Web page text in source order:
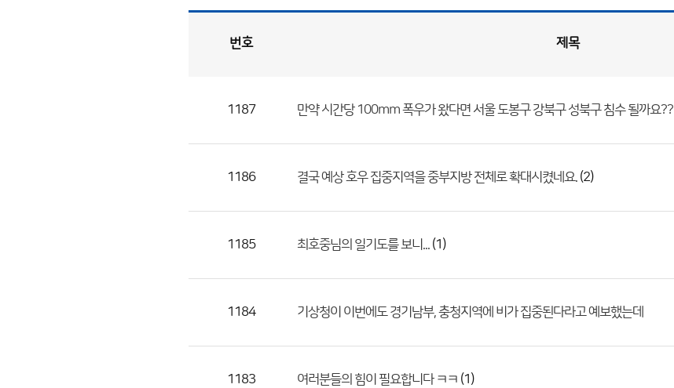
로
제
번호 제목
1187 만약 시간당 100mm 폭우가 왔다면 서울 도봉구 강북구 성북구 침수 될까요??
1186 결국 예상 호우 집중지역을 중부지방 전체로 확대시켰네요. (2)
1185 최호중님의 일기도를 보니... (1)
1184 기상청이 이번에도 경기남부, 충청지역에 비가 집중된다라고 예보했는데
1183 여러분들의 힘이 필요합니다 ㅋㅋ (1)